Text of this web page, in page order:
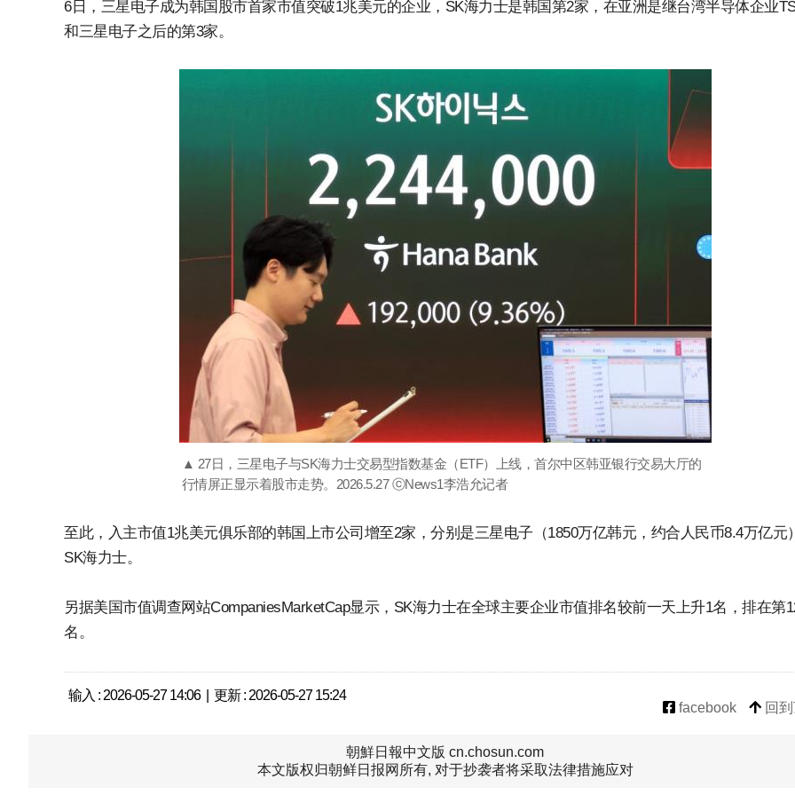
6日，三星电子成为韩国股市首家市值突破1兆美元的企业，SK海力士是韩国第2家，在亚洲是继台湾半导体企业
和三星电子之后的第3家。
▲ 27日，三星电子与SK海力士交易型指数基金（ETF）上线，首尔中区韩亚银行交易大厅的
行情屏正显示着股市走势。2026.5.27 ⓒNews1李浩允记者
至此，入主市值1兆美元俱乐部的韩国上市公司增至2家，分别是三星电子（1850万亿韩元，约合人民币8.4万亿元
SK海力士。
另据美国市值调查网站CompaniesMarketCap显示，SK海力士在全球主要企业市值排名较前一天上升1名，排在第
名。
输入 : 2026-05-27 14:06 | 更新 : 2026-05-27 15:24
facebook
回
朝鮮日報中文版 cn.chosun.com
本文版权归朝鲜日报网所有, 对于抄袭者将采取法律措施应对